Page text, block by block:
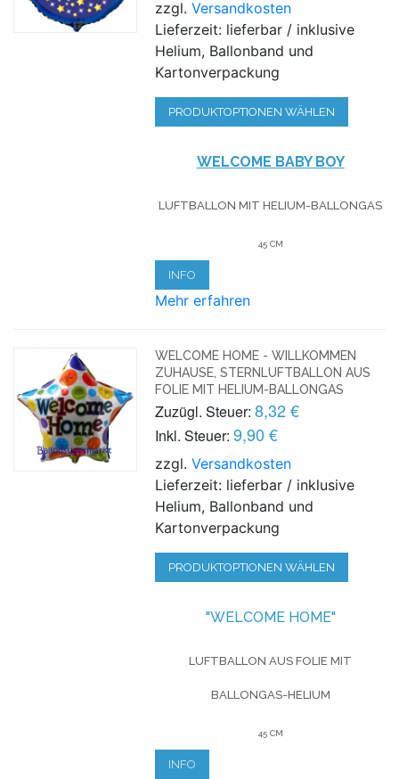
zzgl.Versandkosten
Lieferzeit: lieferbar / inklusive
Helium, Ballonband und
Kartonverpackung
PRODUKTOPTIONEN WÄHLEN
WELCOME BABY BOY
LUFTBALLON MIT HELIUM-BALLONGAS
45 CM
INFO
Mehr erfahren
WELCOME HOME - WILLKOMMEN
ZUHAUSE, STERNLUFTBALLON AUS
FOLIE MIT HELIUM-BALLONGAS
Zuzügl. Steuer: 8,32 €
Inkl. Steuer: 9,90 €
zzgl.Versandkosten
Lieferzeit: lieferbar / inklusive
Helium, Ballonband und
Kartonverpackung
PRODUKTOPTIONEN WÄHLEN
"WELCOME HOME"
LUFTBALLON AUS FOLIE MIT
BALLONGAS-HELIUM
45 CM
INFO